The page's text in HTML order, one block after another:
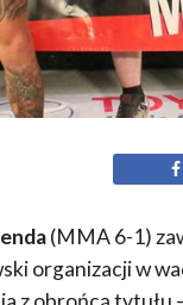
(MMA 6-1)
organizacji w